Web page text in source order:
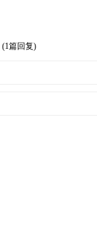
(1篇回复)